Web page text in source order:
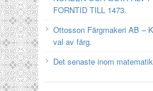
FORNTID TILL 1473.
Ottosson Färgmakeri AB –
val av färg.
Det senaste inom